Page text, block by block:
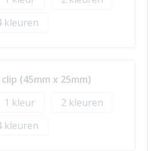
(45mm x 25mm)
1
2